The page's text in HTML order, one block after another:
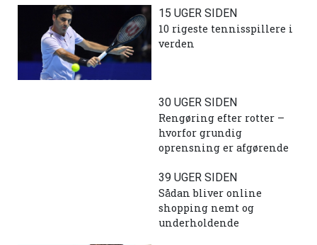
15 UGER SIDEN
10 rigeste tennisspillere i
verden
30 UGER SIDEN
Rengøring efter rotter –
hvorfor grundig
oprensning er afgørende
39 UGER SIDEN
Sådan bliver online
shopping nemt og
underholdende